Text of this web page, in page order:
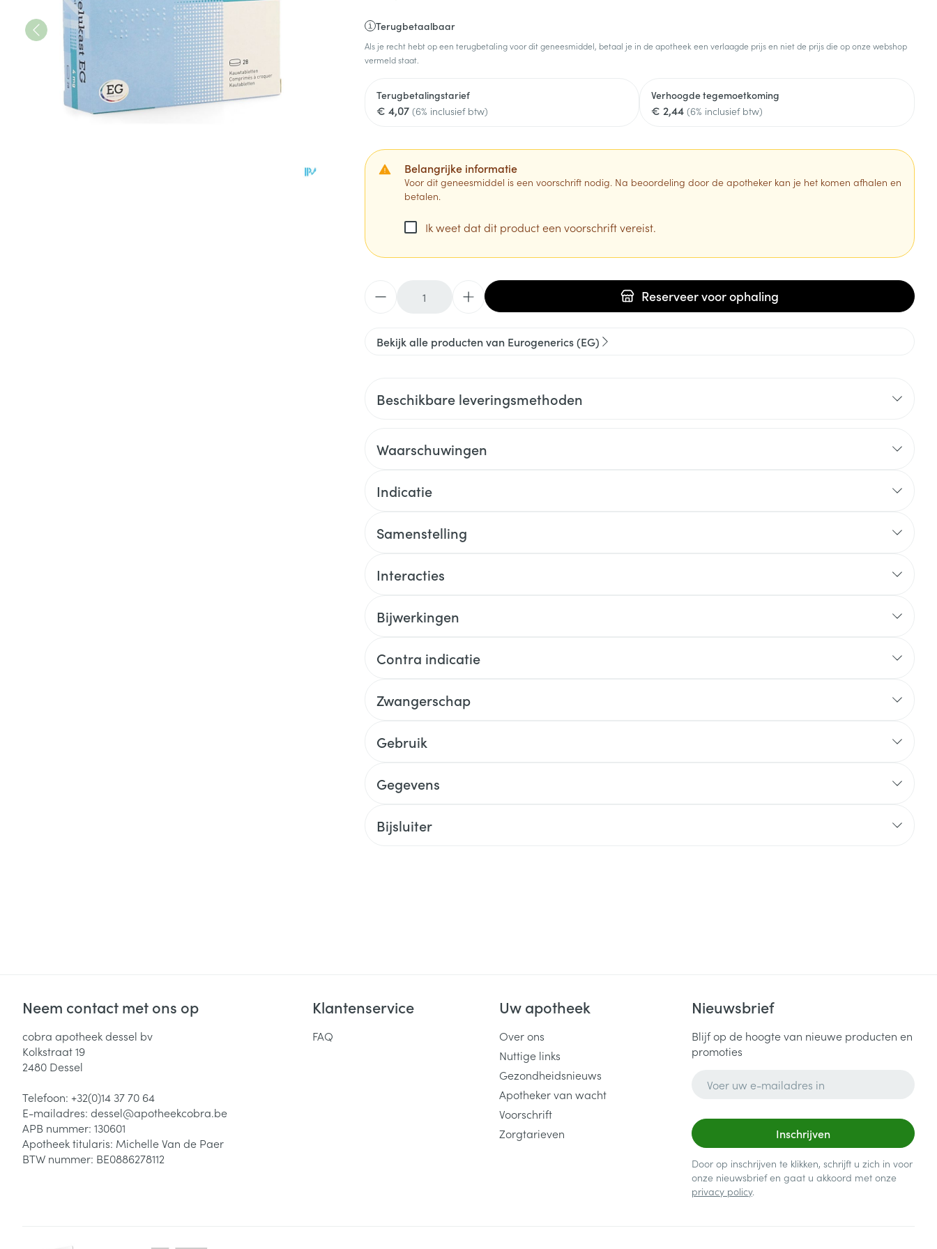
Terugbetaalbaar
Als je recht hebt op een terugbetaling voor dit geneesmiddel, betaal je in de apotheek een verlaagde prijs en niet de prijs die op onze webshop
vermeld staat.
Terugbetalingstarief
€ 4,07 (6% inclusief btw)
Verhoogde tegemoetkoming
€ 2,44 (6% inclusief btw)
Belangrijke informatie
Voor dit geneesmiddel is een voorschrift nodig. Na beoordeling door de apotheker kan je het komen afhalen en
betalen.
Ik weet dat dit product een voorschrift vereist.
Reserveervoor ophaling
Bekijk alle producten van Eurogenerics (EG)
Beschikbare leveringsmethoden
Waarschuwingen
Indicatie
Samenstelling
Interacties
Bijwerkingen
Contra indicatie
Zwangerschap
Gebruik
Gegevens
Bijsluiter
Neem contact met ons op
cobra apotheek dessel bv
Kolkstraat 19
2480 Dessel
Telefoon: +32(0)14 37 70 64
E-mailadres: dessel@apotheekcobra.be
APB nummer: 130601
Apotheek titularis: Michelle Van de Paer
BTW nummer: BE0886278112
Klantenservice
FAQ
Uw apotheek
Over ons
Nuttige links
Gezondheidsnieuws
Apotheker van wacht
Voorschrift
Zorgtarieven
Nieuwsbrief
Blijf op de hoogte van nieuwe producten en
promoties
Inschrijven
Door op inschrijven te klikken, schrijft u zich in voor
onze nieuwsbrief en gaat u akkoord met onze
privacy policy.